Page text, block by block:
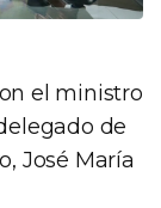
el ministro
de
José María